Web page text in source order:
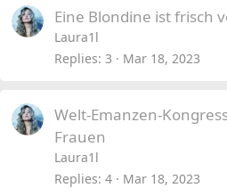
Eine Blondine ist frisch
Laura1l
Replies 3 Mar 18, 2023
Welt-Emanzen-
Frauen
Laura1l
Replies 4 Mar 18, 2023